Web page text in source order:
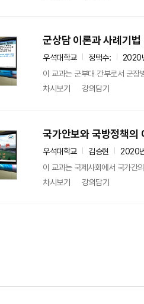
군상담 이론과 사례기법
우석대학교 정택수:
2020
이 교과는 군부대 간부로서 군장
차시보기
강의담기
국가안보와 국방정책의
우석대학교 김승현
2020
이 교과는 국제사회에서 국가간
차시보기
강의담기